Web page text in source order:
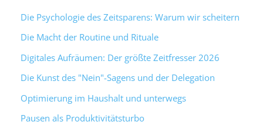
Die Psychologie des Zeitsparens: Warum wir scheitern
Die Macht der Routine und Rituale
Digitales Aufräumen: Der größte Zeitfresser 2026
Die Kunst des "Nein"-Sagens und der Delegation
Optimierung im Haushalt und unterwegs
Pausen als Produktivitätsturbo